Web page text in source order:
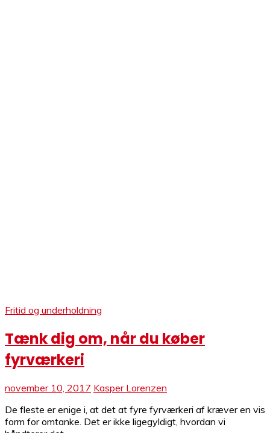
Fritid og underholdning
Tænk dig om, når du køber
fyrværkeri
november 10, 2017 Kasper Lorenzen
De fleste er enige i, at det at fyre fyrværkeri af kræver en vis
form for omtanke. Det er ikke ligegyldigt, hvordan vi